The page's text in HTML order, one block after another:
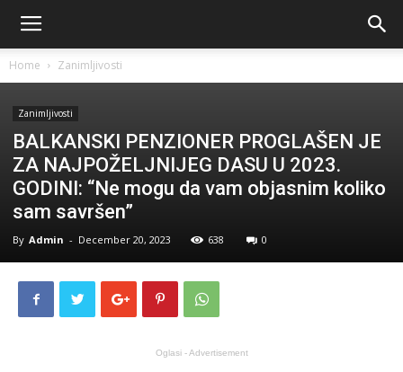
Home Zanimljivosti
Zanimljivosti
BALKANSKI PENZIONER PROGLAŠEN JE
ZA NAJPOŽELJNIJEG DASU U 2023.
GODINI: “Ne mogu da vam objasnim koliko
sam savršen”
By Admin - December 20, 2023 638 0
Oglasi - Advertisement